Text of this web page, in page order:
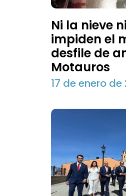
Ni la nieve
impiden el
desfile de
Motauros
17 de enero de